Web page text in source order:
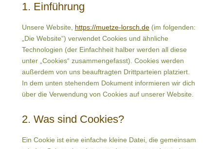
1. Einführung
Unsere Website, https://muetze-lorsch.de(im folgenden:
„Die Website“) verwendet Cookies und ähnliche
Technologien (der Einfachheit halber werden all diese
unter „Cookies“ zusammengefasst). Cookies werden
außerdem von uns beauftragten Drittparteien platziert.
In dem unten stehendem Dokument informieren wir dich
über die Verwendung von Cookies auf unserer Website.
2. Was sind Cookies?
Ein Cookie ist eine einfache kleine Datei, die gemeinsam